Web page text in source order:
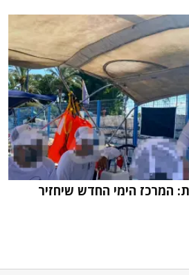
המרכז הימי החדש שיחזיר